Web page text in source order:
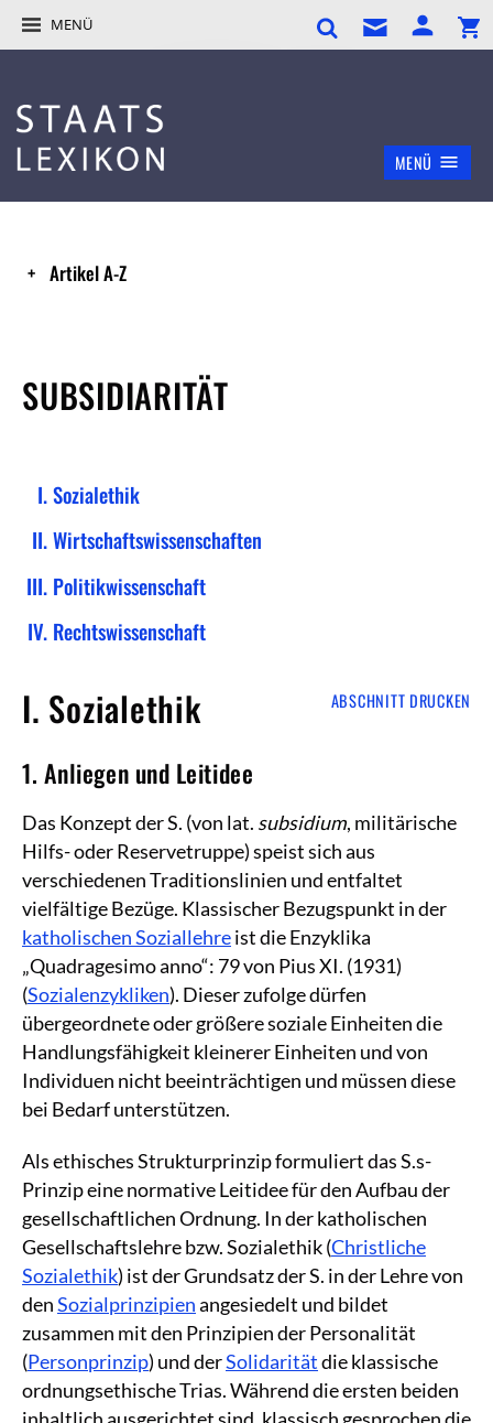
MENÜ
MENÜ
Artikel A-Z
SUBSIDIARITÄT
Sozialethik
Wirtschaftswissenschaften
Politikwissenschaft
Rechtswissenschaft
I. Sozialethik ABSCHNITT DRUCKEN
1. Anliegen und Leitidee
Das Konzept der S. (von lat. subsidium, militärische
Hilfs- oder Reservetruppe) speist sich aus
verschiedenen Traditionslinien und entfaltet
vielfältige Bezüge. Klassischer Bezugspunkt in der
katholischen Soziallehreist die Enzyklika
„Quadragesimo anno“: 79 von Pius XI. (1931)
(Sozialenzykliken). Dieser zufolge dürfen
übergeordnete oder größere soziale Einheiten die
Handlungsfähigkeit kleinerer Einheiten und von
Individuen nicht beeinträchtigen und müssen diese
bei Bedarf unterstützen.
Als ethisches Strukturprinzip formuliert das S.s-
Prinzip eine normative Leitidee für den Aufbau der
gesellschaftlichen Ordnung. In der katholischen
Gesellschaftslehre bzw. Sozialethik (Christliche
Sozialethik) ist der Grundsatz der S. in der Lehre von
denSozialprinzipienangesiedelt und bildet
zusammen mit den Prinzipien der Personalität
(Personprinzip) und derSolidaritätdie klassische
ordnungsethische Trias. Während die ersten beiden